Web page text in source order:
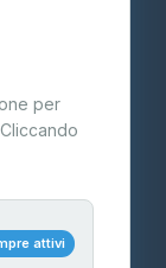
per
attivi